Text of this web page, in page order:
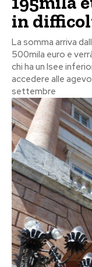
in
La somma arriva
500mila euro e
chi ha un Isee
accedere alle
settembre